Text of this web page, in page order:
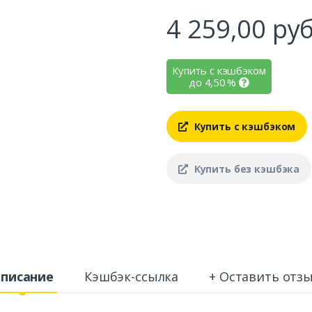
4 259,00
Купить с кэшбэком
до 4,50%
Купить с кэшбэком
Купить без кэшбэка
Кэшбэк-ссылка + Оставить